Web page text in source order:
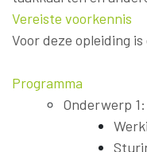
Vereiste voorkennis
Voor deze opleiding
Programma
Onderwerp